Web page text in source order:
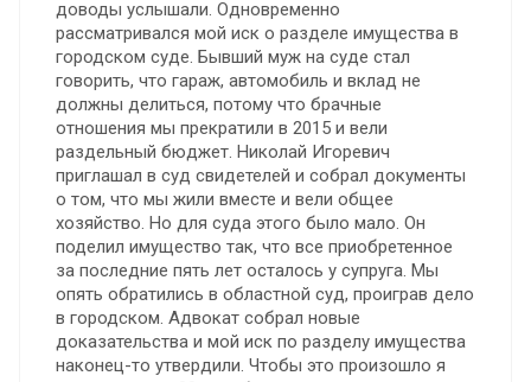
доводы услышали. Одновременно
рассматривался мой иск о разделе имущества в
городском суде. Бывший муж на суде стал
говорить, что гараж, автомобиль и вклад не
должны делиться, потому что брачные
отношения мы прекратили в 2015 и вели
раздельный бюджет. Николай Игоревич
приглашал в суд свидетелей и собрал документы
о том, что мы жили вместе и вели общее
хозяйство. Но для суда этого было мало. Он
поделил имущество так, что все приобретенное
за последние пять лет осталось у супруга. Мы
опять обратились в областной суд, проиграв дело
в городском. Адвокат собрал новые
доказательства и мой иск по разделу имущества
наконец-то утвердили. Чтобы это произошло я